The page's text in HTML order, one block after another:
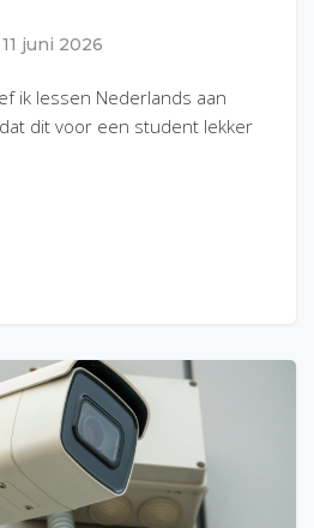
11 juni 2026
ik lessen Nederlands aan
dit voor een student lekker